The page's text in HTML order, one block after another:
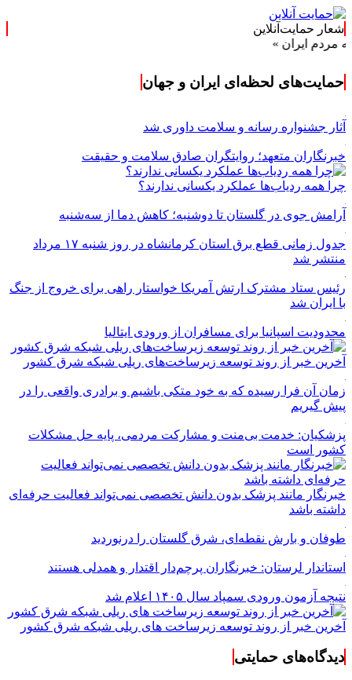
شعار حمایت‌آنلاین
»
حمایت‌های لحظه‌ای ایران و جهان
آثار جشنواره رسانه و سلامت داوری شد
خبرنگاران متعهد؛ روایتگران صادق سلامت و حقیقت
چرا همه ردیاب‌ها عملکرد یکسانی ندارند؟
آرامش جوی در گلستان تا دوشنبه؛ کاهش دما از سه‌شنبه
جدول زمانی قطع برق استان کرمانشاه در روز شنبه ۱۷ مرداد
منتشر شد
رئیس ستاد مشترک ارتش آمریکا خواستار راهی برای خروج از جنگ
با ایران شد
محدودیت اسپانیا برای مسافران از ورودی ایتالیا
آخرین خبر از روند توسعه زیرساخت‌های ریلی شبکه شرق کشور
زمان آن فرا رسیده که به خود متکی باشیم و برادری واقعی را در
پیش گیریم
پزشکیان: خدمت بی‌منت و مشارکت مردمی، پایه حل مشکلات
کشور است
خبرنگار مانند پزشک بدون دانش تخصصی نمی‌تواند فعالیت حرفه‌ای
داشته باشد
طوفان و بارش نقطه‌ای، شرق گلستان را درنوردید
استاندار لرستان: خبرنگاران پرچم‌دار اقتدار و همدلی هستند
نتیجه آزمون ورودی سمپاد سال ۱۴۰۵ اعلام شد
آخرین خبر از روند توسعه زیرساخت های ریلی شبکه شرق کشور
دیدگاه‌های حمایتی